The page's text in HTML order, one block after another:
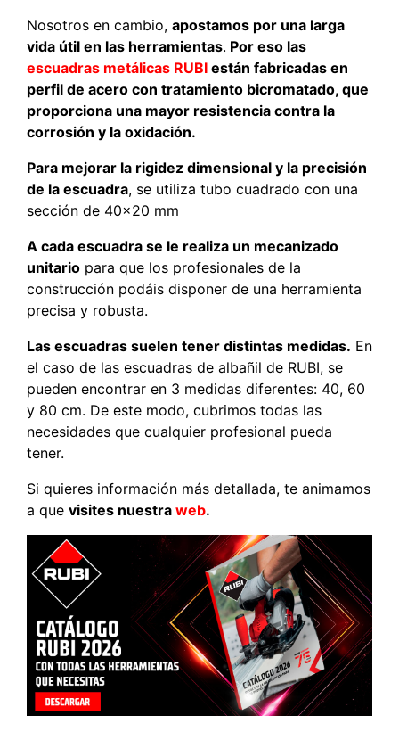
Nosotros en cambio, apostamos por una larga
vida útil en las herramientas. Por eso las
escuadras metálicas RUBI están fabricadas en
perfil de acero con tratamiento bicromatado, que
proporciona una mayor resistencia contra la
corrosión y la oxidación.
Para mejorar la rigidez dimensional y la precisión
de la escuadra, se utiliza tubo cuadrado con una
sección de 40×20 mm
A cada escuadra se le realiza un mecanizado
unitario para que los profesionales de la
construcción podáis disponer de una herramienta
precisa y robusta.
Las escuadras suelen tener distintas medidas. En
el caso de las escuadras de albañil de RUBI, se
pueden encontrar en 3 medidas diferentes: 40, 60
y 80 cm. De este modo, cubrimos todas las
necesidades que cualquier profesional pueda
tener.
Si quieres información más detallada, te animamos
a que visites nuestra web.